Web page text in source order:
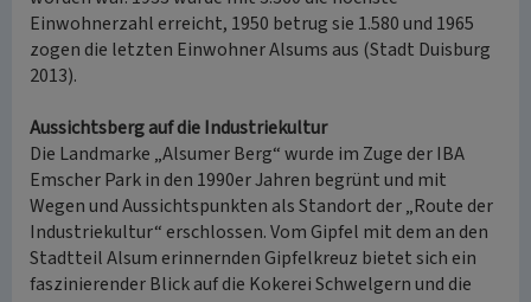
Einwohnerzahl erreicht, 1950 betrug sie 1.580 und 1965
zogen die letzten Einwohner Alsums aus (Stadt Duisburg
2013).
Aussichtsberg auf die Industriekultur
Die Landmarke „Alsumer Berg“ wurde im Zuge der IBA
Emscher Park in den 1990er Jahren begrünt und mit
Wegen und Aussichtspunkten als Standort der „Route der
Industriekultur“ erschlossen. Vom Gipfel mit dem an den
Stadtteil Alsum erinnernden Gipfelkreuz bietet sich ein
faszinierender Blick auf die Kokerei Schwelgern und die